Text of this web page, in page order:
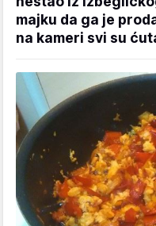
majku da ga je
na kameri svi su